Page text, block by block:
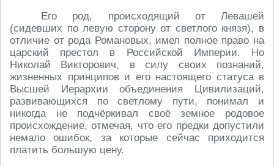
Его род, происходящий от Левашей
(сидевших по левую сторону от светлого князя), в
отличие от рода Романовых, имел полное право на
царский престол в Российской Империи. Но
Николай Викторович, в силу своих познаний,
жизненных принципов и его настоящего статуса в
Высшей Иерархии объединения Цивилизаций,
развивающихся по светлому пути, понимал и
никогда не подчёркивал своё земное родовое
происхождение, отмечая, что его предки допустили
немало ошибок, за которые сейчас приходится
платить большую цену.